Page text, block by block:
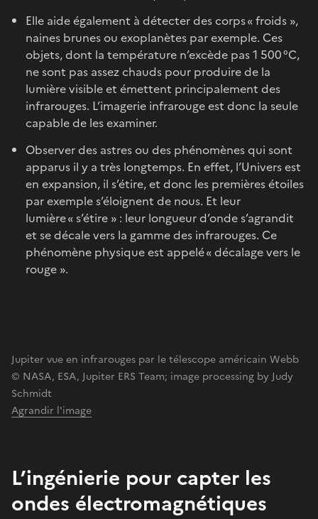
Elle aide également à détecter des corps « froids »,
naines brunes ou exoplanètes par exemple. Ces
objets, dont la température n’excède pas 1 500 °C,
ne sont pas assez chauds pour produire de la
lumière visible et émettent principalement des
infrarouges. L’imagerie infrarouge est donc la seule
capable de les examiner.
Observer des astres ou des phénomènes qui sont
apparus il y a très longtemps. En effet, l’Univers est
en expansion, il s’étire, et donc les premières étoiles
par exemple s’éloignent de nous. Et leur
lumière « s’étire » : leur longueur d’onde s’agrandit
et se décale vers la gamme des infrarouges. Ce
phénomène physique est appelé « décalage vers le
rouge ».
Jupiter vue en infrarouges par le télescope américain Webb
© NASA, ESA, Jupiter ERS Team; image processing by Judy
Schmidt
Agrandir l'image
L’ingénierie pour capter les
ondes électromagnétiques